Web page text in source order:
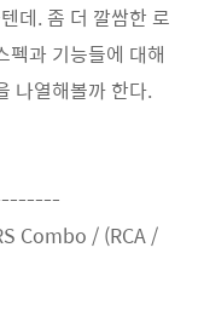
데. 좀 더 깔쌈한 로
펙과 기능들에 대해
나열해볼까 한다.
Combo / (RCA /